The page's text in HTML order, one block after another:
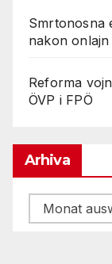
Smrtonosna
nakon
Reforma
ÖVP i FPÖ
Arhiva
Arhiva